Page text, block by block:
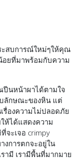
ะสบการณ์ใหม่ๆให้คุณ
อยที่มาพร้อมกับความ
ปีนหน้าผาได้ตามใจ
ลักษณะของหิน แต่
รื่องความไม่ปลอดภัย
ห้ได้แสดงความ
จะเจอ crimpy
งการตกจะอยู่ใน
ามี เรามีพื้นที่มากมาย